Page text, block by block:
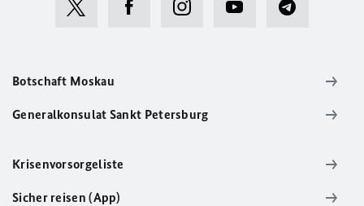
Botschaft Moskau
Generalkonsulat Sankt Petersburg
Krisenvorsorgeliste
Sicher reisen (App)